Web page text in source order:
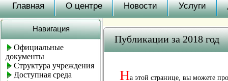
Главная О центре Новости Услуги
Навигация
Официальные
документы
Структура учреждения
Доступная среда
Публикации за 2018 год
На этой странице, вы можете